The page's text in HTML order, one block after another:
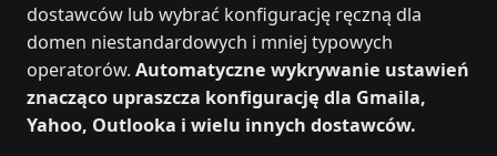
dostawców lub wybrać konfigurację ręczną dla
domen niestandardowych i mniej typowych
operatorów. Automatyczne wykrywanie ustawień
znacząco upraszcza konfigurację dla Gmaila,
Yahoo, Outlooka i wielu innych dostawców.